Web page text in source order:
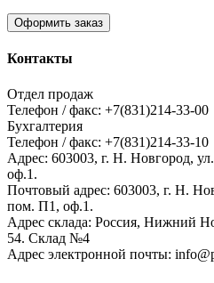
Оформить заказ
Контакты
Отдел продаж
Телефон / факс: +7(831)214-33-00
Бухгалтерия
Телефон / факс: +7(831)214-33-10
Адрес: 603003, г. Н. Новгород,
оф.1.
Почтовый адрес: 603003, г. Н.
пом. П1, оф.1.
Адрес склада: Россия, Нижний
54. Склад №4
Адрес электронной почты: